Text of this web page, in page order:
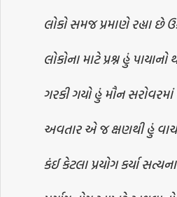
લોકો સમજ પ્રમાણે રહ્યા છે
લોકોના માટે પ્રશ્ન હું
ગરકી ગયો હું મૌન
અવતાર એ જ ક્ષણથી હું
કંઈ કેટલા પ્રયોગ કર્યા